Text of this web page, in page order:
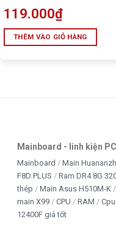
119.000₫
THÊM VÀO GIỎ HÀNG
Mainboard - linh kiện PC
Mainboard
Main
F8D PLUS
Ram DR4 8G
thép
Main Asus H510M-K
main X99
CPU RAM
12400F giá tốt